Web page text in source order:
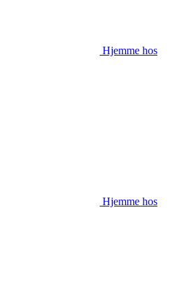
Hjemme hos
Hjemme hos